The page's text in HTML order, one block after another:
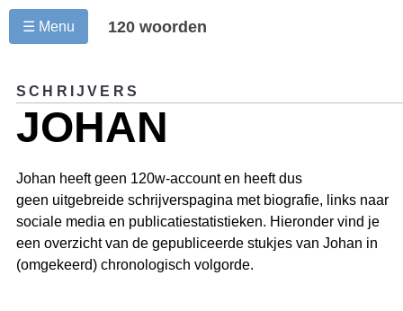
☰ Menu 120 woorden
SCHRIJVERS
JOHAN
Johan heeft geen 120w-account en heeft dus
geen uitgebreide schrijverspagina met biografie, links naar
sociale media en publicatiestatistieken. Hieronder vind je
een overzicht van de gepubliceerde stukjes van Johan in
(omgekeerd) chronologisch volgorde.